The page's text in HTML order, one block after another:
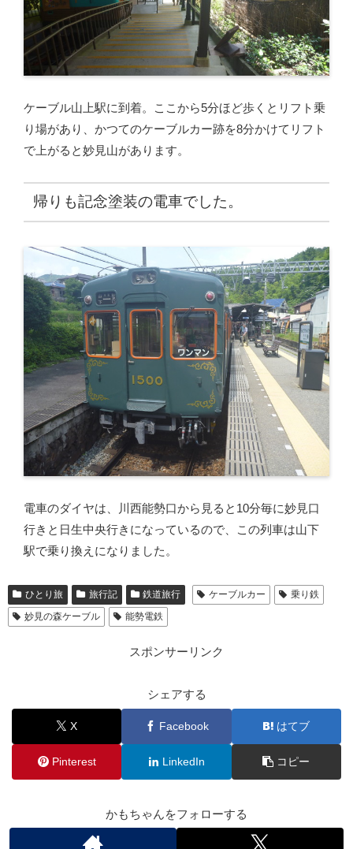
ケーブル山上駅に到着。ここから5分ほど歩くとリフト乗
り場があり、かつてのケーブルカー跡を8分かけてリフト
で上がると妙見山があります。
帰りも記念塗装の電車でした。
電車のダイヤは、川西能勢口から見ると10分毎に妙見口
行きと日生中央行きになっているので、この列車は山下
駅で乗り換えになりました。
ひとり旅 旅行記 鉄道旅行 ケーブルカー
乗り鉄
妙見の森ケーブル
能勢電鉄
スポンサーリンク
シェアする
X Facebook はてブ
Pinterest LinkedIn コピー
かもちゃんをフォローする